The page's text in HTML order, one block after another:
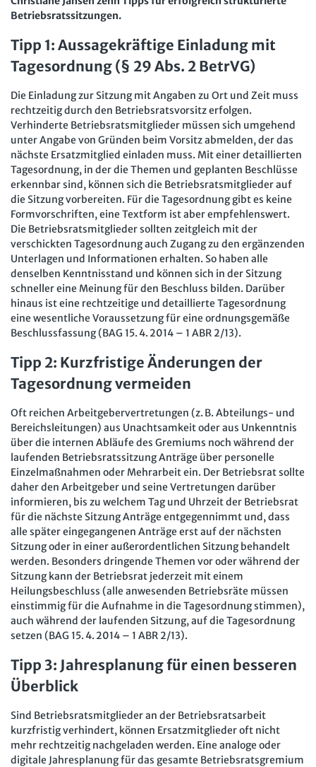
Gute Arbeit
Betriebsrat und Mitbestimmung
Arbeitsschutz und Mitbestimmung
Schwerbehindertenrecht und Inklusion
Mitbestimmung
Arbeit und Recht
Soziales Recht
Digitales Arbeits- und Sozialrecht
Soziale Sicherheit
Personalratswissen online
Schwerbehindertenrecht online
Arbeitszeit online
KI-Praxis Arbeitsrecht online
JAV-Praxis online
Abo
Presse Interne Meldestelle Verträge kündigen
Hilfe
Datenschutz
AGB Impressum
Kontakt
Erklärung zur Barrierefreiheit
Widerruf
Widerrufsrecht
Verlag
Karriere Buchhandel
Betriebsratssitzungen.
Tipp 1: Aussagekräftige Einladung mit
Tagesordnung (§ 29 Abs. 2 BetrVG)
Die Einladung zur Sitzung mit Angaben zu Ort und Zeit muss
rechtzeitig durch den Betriebsratsvorsitz erfolgen.
Verhinderte Betriebsratsmitglieder müssen sich umgehend
unter Angabe von Gründen beim Vorsitz abmelden, der das
nächste Ersatzmitglied einladen muss. Mit einer detaillierten
Tagesordnung, in der die Themen und geplanten Beschlüsse
erkennbar sind, können sich die Betriebsratsmitglieder auf
die Sitzung vorbereiten. Für die Tagesordnung gibt es keine
Formvorschriften, eine Textform ist aber empfehlenswert.
Die Betriebsratsmitglieder sollten zeitgleich mit der
verschickten Tagesordnung auch Zugang zu den ergänzenden
Unterlagen und Informationen erhalten. So haben alle
denselben Kenntnisstand und können sich in der Sitzung
schneller eine Meinung für den Beschluss bilden. Darüber
hinaus ist eine rechtzeitige und detaillierte Tagesordnung
eine wesentliche Voraussetzung für eine ordnungsgemäße
Beschlussfassung (BAG 15. 4. 2014 – 1 ABR 2/13).
Tipp 2: Kurzfristige Änderungen der
Tagesordnung vermeiden
Oft reichen Arbeitgebervertretungen (z. B. Abteilungs- und
Bereichsleitungen) aus Unachtsamkeit oder aus Unkenntnis
über die internen Abläufe des Gremiums noch während der
laufenden Betriebsratssitzung Anträge über personelle
Einzelmaßnahmen oder Mehrarbeit ein. Der Betriebsrat sollte
daher den Arbeitgeber und seine Vertretungen darüber
informieren, bis zu welchem Tag und Uhrzeit der Betriebsrat
für die nächste Sitzung Anträge entgegennimmt und, dass
alle später eingegangenen Anträge erst auf der nächsten
Sitzung oder in einer außerordentlichen Sitzung behandelt
werden. Besonders dringende Themen vor oder während der
Sitzung kann der Betriebsrat jederzeit mit einem
Heilungsbeschluss (alle anwesenden Betriebsräte müssen
einstimmig für die Aufnahme in die Tagesordnung stimmen),
auch während der laufenden Sitzung, auf die Tagesordnung
setzen (BAG 15. 4. 2014 – 1 ABR 2/13).
Tipp 3: Jahresplanung für einen besseren
Überblick
Sind Betriebsratsmitglieder an der Betriebsratsarbeit
kurzfristig verhindert, können Ersatzmitglieder oft nicht
mehr rechtzeitig nachgeladen werden. Eine analoge oder
digitale Jahresplanung für das gesamte Betriebsratsgremium